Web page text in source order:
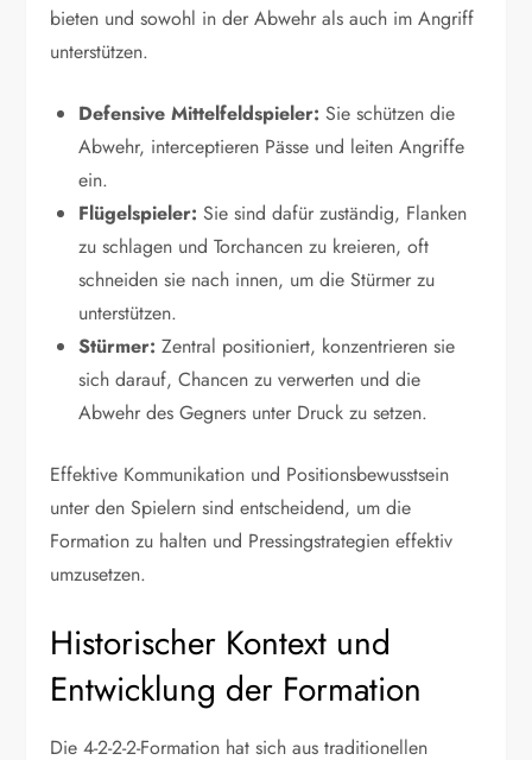
bieten und sowohl in der Abwehr als auch im Angriff
unterstützen.
Defensive Mittelfeldspieler: Sie schützen die
Abwehr, interceptieren Pässe und leiten Angriffe
ein.
Flügelspieler: Sie sind dafür zuständig, Flanken
zu schlagen und Torchancen zu kreieren, oft
schneiden sie nach innen, um die Stürmer zu
unterstützen.
Stürmer: Zentral positioniert, konzentrieren sie
sich darauf, Chancen zu verwerten und die
Abwehr des Gegners unter Druck zu setzen.
Effektive Kommunikation und Positionsbewusstsein
unter den Spielern sind entscheidend, um die
Formation zu halten und Pressingstrategien effektiv
umzusetzen.
Historischer Kontext und
Entwicklung der Formation
Die 4-2-2-2-Formation hat sich aus traditionellen